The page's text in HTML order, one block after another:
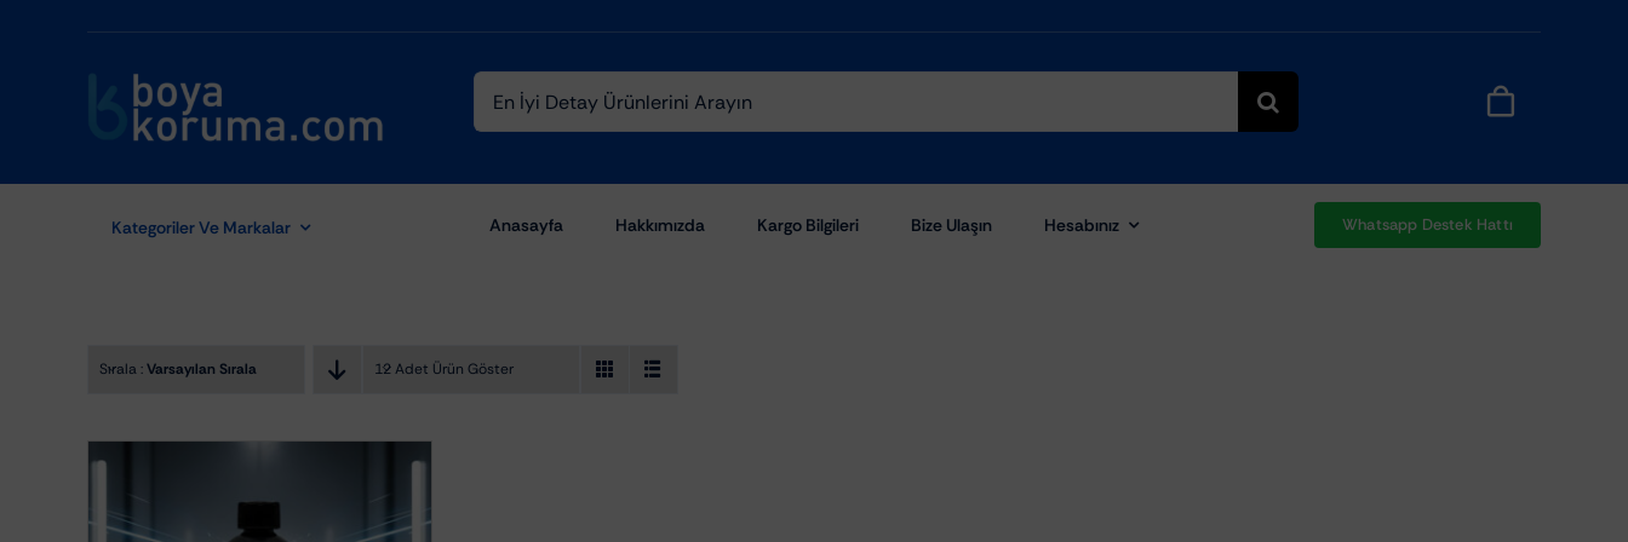
Ara:
Kategoriler Ve Markalar
Aydınlatma Ekipmanları
Anasayfa Hakkımızda Kargo Bilgileri Bize Ulaşın Hesabınız Whatsapp Destek Hattı
Sırala :Varsayılan Sıralama 12 Adet Ürün Göster